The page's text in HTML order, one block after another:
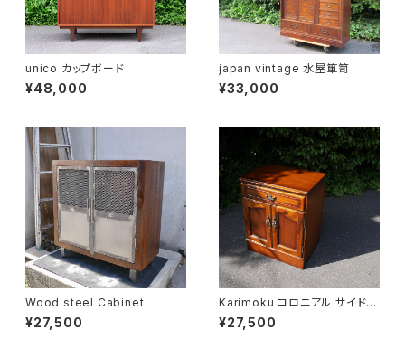
unico カップボード
¥48,000
japan vintage 水屋箪笥
¥33,000
Wood steel Cabinet
¥27,500
Karimoku コロニアル サイドキ
ャビネット
¥27,500